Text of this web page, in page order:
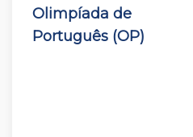
Olimpíada de
Português (OP)